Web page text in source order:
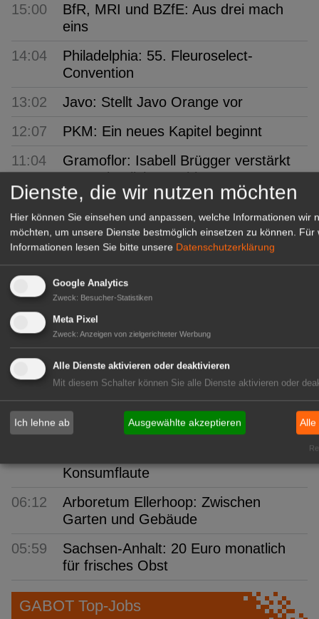
15:00
BfR, MRI und BZfE: Aus drei mach
eins
14:04
Philadelphia: 55. Fleuroselect-
Convention
13:02
Javo: Stellt Javo Orange vor
12:07
PKM: Ein neues Kapitel beginnt
11:04
Gramoflor: Isabell Brügger verstärkt
Baumschule Martens: Struktur für
den Garten von morgen
09:07
PotatoEurope 2026: Europas größtes
Praxisforum
08:40
Klasmann-Deilmann: Neue
Produktionsstätte in Papenburg
08:08
VGL Bayern: Beste Meister 2026
geehrt
und Ernte von Gemüse und
Erdbeeren
Konsumflaute
06:12
Arboretum Ellerhoop: Zwischen
Garten und Gebäude
05:59
Sachsen-Anhalt: 20 Euro monatlich
für frisches Obst
GABOT Top-Jobs
Dienste, die wir nutzen möchten
Hier können Sie einsehen und anpassen, welche Informationen wir
möchten, um unsere Dienste bestmöglich einsetzen zu können.
Für
Informationen lesen Sie bitte unsere Datenschutzerklärung
Google Analytics
Zweck: Besucher-Statistiken
Meta Pixel
Zweck: Anzeigen von zielgerichteter Werbung
Alle Dienste aktivieren oder deaktivieren
Mit diesem Schalter können Sie alle Dienste aktivieren oder
Ich lehne ab Ausgewählte akzeptieren Alle